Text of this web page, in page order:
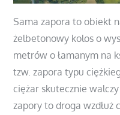
Sama zapora to obiekt
żelbetonowy kolos o
metrów o łamanym na
tzw. zapora typu
ciężar skutecznie
zapory to droga wzdłuż